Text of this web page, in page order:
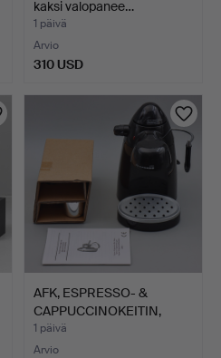
kaksi valopanee…
1 päivä
Arvio
310 USD
AFK, ESPRESSO- &
CAPPUCCINOKEITIN,
MALLI E…
1 päivä
Arvio